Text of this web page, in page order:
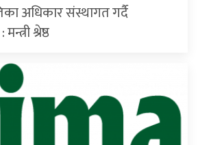
अधिकार संस्थागत गर्दै
श्रेष्ठ